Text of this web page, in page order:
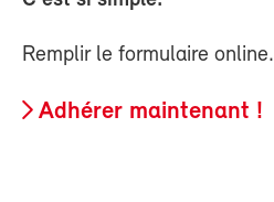
Remplir le formulaire online.
Adhérer maintenant !